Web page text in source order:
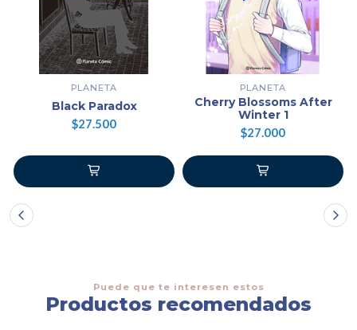
PLANETA
Black Paradox
$27.500
PLANETA
Cherry Blossoms After
Winter 1
$27.000
Puede que te interesen estos
Productos recomendados